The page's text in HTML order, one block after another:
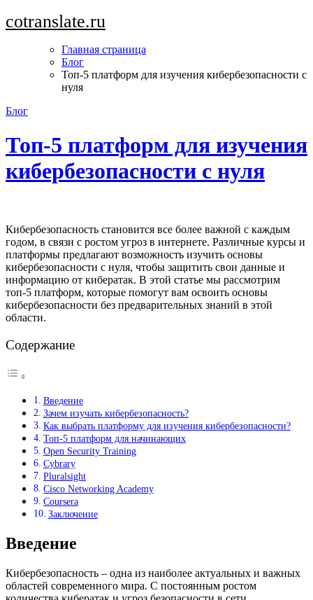
Перейти
к
cotranslate.ru
Главная страница
Блог
Топ-5 платформ для изучения кибербезопасности с
нуля
Блог
Топ-5 платформ для изучения
кибербезопасности с нуля
Кибербезопасность становится все более важной с каждым
годом, в связи с ростом угроз в интернете. Различные курсы и
платформы предлагают возможность изучить основы
кибербезопасности с нуля, чтобы защитить свои данные и
информацию от кибератак. В этой статье мы рассмотрим
топ-5 платформ, которые помогут вам освоить основы
кибербезопасности без предварительных знаний в этой
области.
Содержание
Введение
Зачем изучать кибербезопасность?
Как выбрать платформу для изучения кибербезопасности?
Топ-5 платформ для начинающих
Open Security Training
Cybrary
Pluralsight
Cisco Networking Academy
Coursera
Заключение
Введение
Кибербезопасность – одна из наиболее актуальных и важных
областей современного мира. С постоянным ростом